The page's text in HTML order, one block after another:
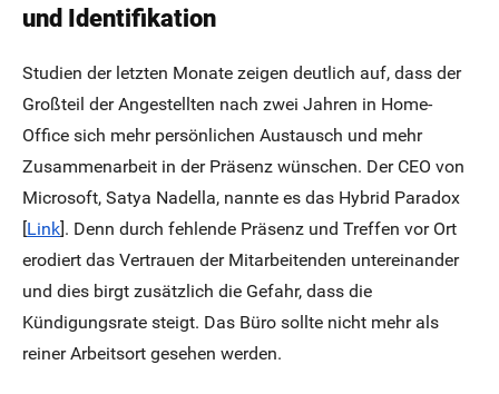
und Identifikation
Studien der letzten Monate zeigen deutlich auf, dass der
Großteil der Angestellten nach zwei Jahren in Home-
Office sich mehr persönlichen Austausch und mehr
Zusammenarbeit in der Präsenz wünschen. Der CEO von
Microsoft, Satya Nadella, nannte es das Hybrid Paradox
[Link]. Denn durch fehlende Präsenz und Treffen vor Ort
erodiert das Vertrauen der Mitarbeitenden untereinander
und dies birgt zusätzlich die Gefahr, dass die
Kündigungsrate steigt. Das Büro sollte nicht mehr als
reiner Arbeitsort gesehen werden.